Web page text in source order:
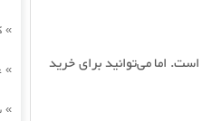
»
»
»
اما می‌توانید برای خرید